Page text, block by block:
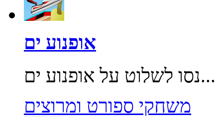
אופנוע ים
נסו לשלוט על אופנוע ים...
משחקי ספורט ומרוצים